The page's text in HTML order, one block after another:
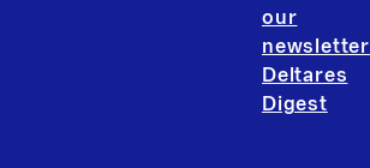
our
newsletter
Deltares
Digest